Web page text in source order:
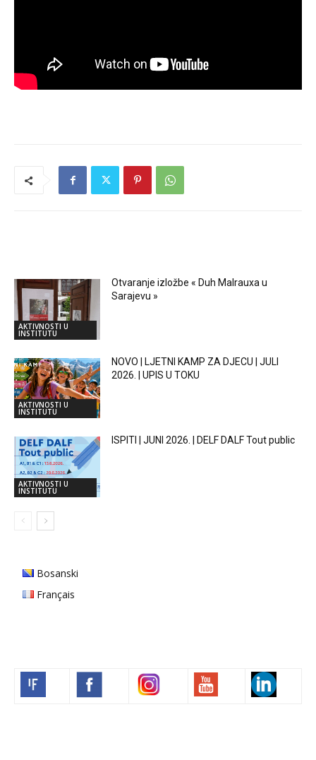
AKTIVNOSTI U
INSTITUTU
Otvaranje izložbe « Duh Malrauxa u
Sarajevu »
AKTIVNOSTI U
INSTITUTU
NOVO | LJETNI KAMP ZA DJECU | JULI
2026. | UPIS U TOKU
AKTIVNOSTI U
INSTITUTU
ISPITI | JUNI 2026. | DELF DALF Tout public
Bosanski
Français